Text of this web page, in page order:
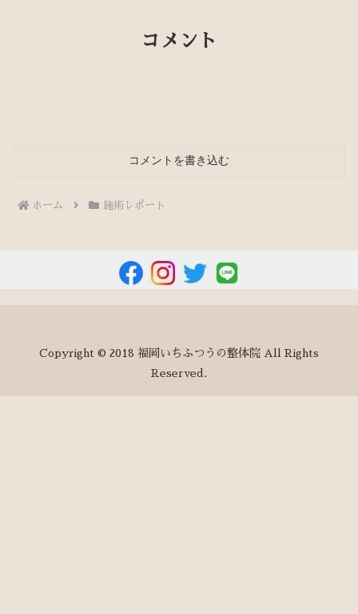
コメント
コメントを書き込む
ホーム 施術レポート
Copyright © 2018 福岡いちふつうの整体院 All Rights
Reserved.